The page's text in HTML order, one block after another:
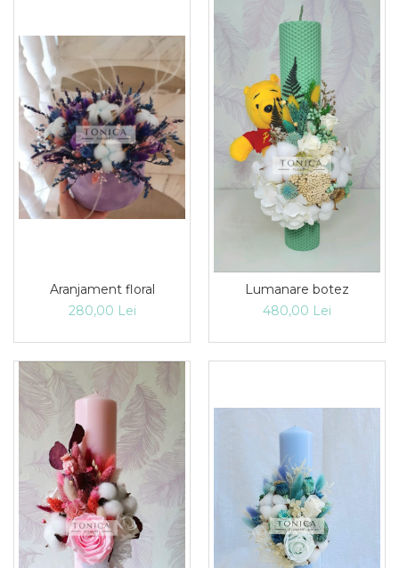
Aranjament floral
280,00 Lei
Lumanare botez
480,00 Lei